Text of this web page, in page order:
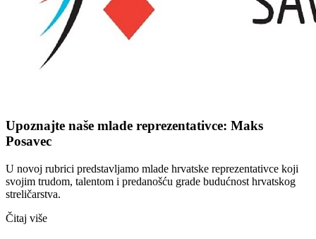
Upoznajte naše mlade reprezentativce: Maks
Posavec
U novoj rubrici predstavljamo mlade hrvatske reprezentativce koji
svojim trudom, talentom i predanošću grade budućnost hrvatskog
streličarstva.
Čitaj više